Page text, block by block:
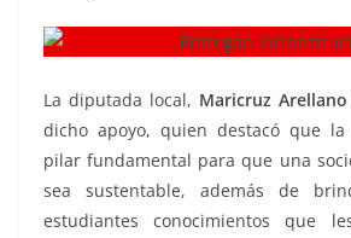
La diputada local, Maricruz
dicho apoyo, quien destacó que
pilar fundamental para que una
sea sustentable, además de
estudiantes conocimientos que